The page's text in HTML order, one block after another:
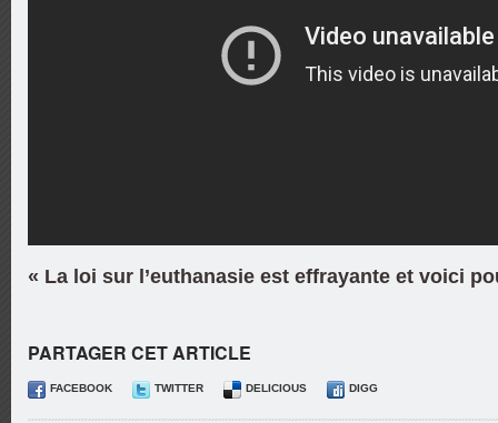
« La loi sur l’euthanasie est effrayante et voici
PARTAGER CET ARTICLE
FACEBOOK TWITTER DELICIOUS DIGG